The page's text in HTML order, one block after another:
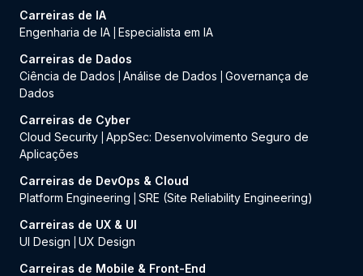
Carreiras de IA
Engenharia de IA Especialista em IA
Carreiras de Dados
Ciência de Dados
Análise de Dados
Governança de
Dados
Carreiras de Cyber
Cloud Security AppSec: Desenvolvimento Seguro de
Aplicações
Carreiras de DevOps & Cloud
Platform Engineering
SRE (Site Reliability Engineering)
Carreiras de UX & UI
UI Design
UX Design
Carreiras de Mobile & Front-End